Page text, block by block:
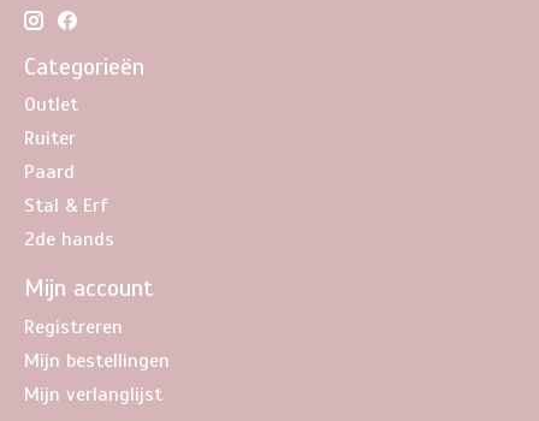
Categorieën
Outlet
Ruiter
Paard
Stal & Erf
2de hands
Mijn account
Registreren
Mijn bestellingen
Mijn verlanglijst